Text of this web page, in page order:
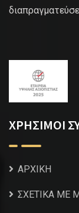
ΧΡΗΣΙΜΟΙ
ΑΡΧΙΚΗ
ΣΧΕΤΙΚΑ ΜΕ